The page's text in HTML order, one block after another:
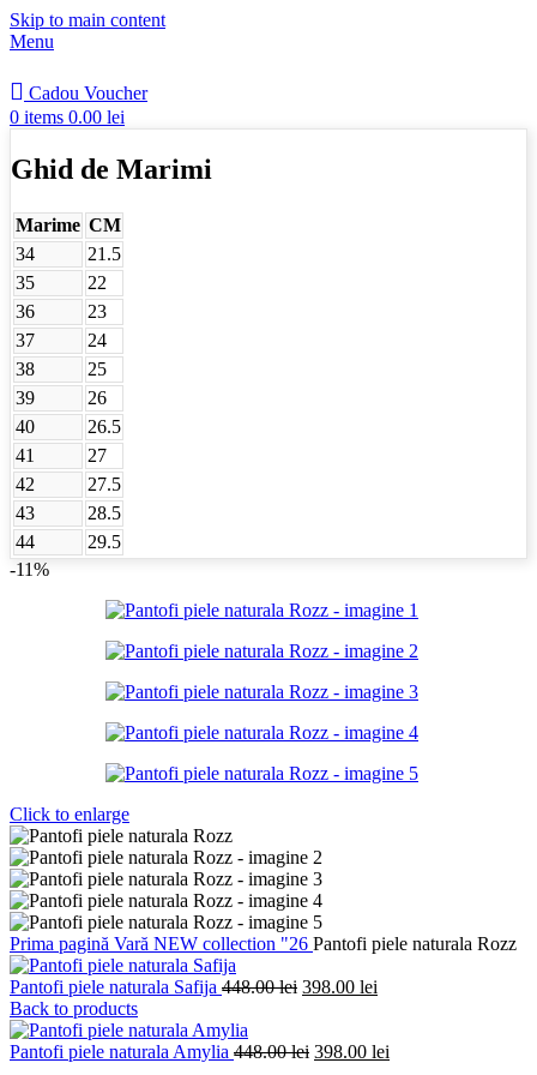
Skip to main content
Menu
Cadou Voucher
0 items 0.00 lei
Ghid de Marimi
Marime CM
34
21.5
35
22
36
23
37
24
38
25
39
26
40
26.5
41
27
42
27.5
43
28.5
44
29.5
-11%
Click to enlarge
Prima pagină Vară NEW collection "26 Pantofi piele naturala Rozz
Pantofi piele naturala Safija 448.00lei Prețul
fost:
398.00 lei
398.00 lei.
Back to products
Pantofi piele naturala Amylia 448.00lei Prețul
398.00 lei